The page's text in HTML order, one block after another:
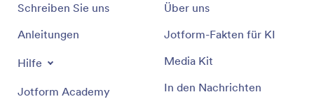
Schreiben Sie uns
Anleitungen
Hilfe
Jotform Academy
Über uns
Jotform-Fakten für KI
Media Kit
In den Nachrichten